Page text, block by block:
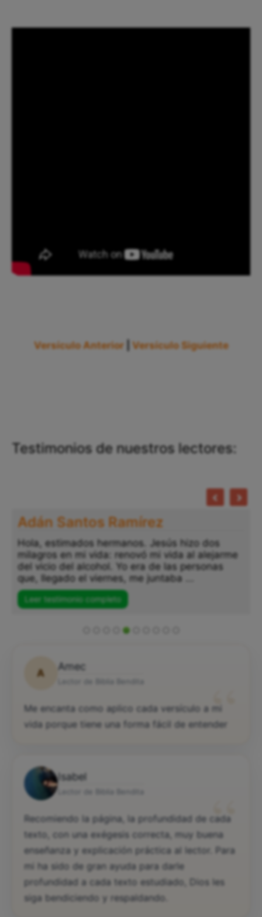
Versículo Anterior Versículo Siguiente
Testimonios de nuestros lectores:
Adán Santos Ramírez
Hola, estimados hermanos. Jesús hizo dos
milagros en mi vida: renovó mi vida al alejarme
del vicio del alcohol. Yo era de las personas
que, llegado el viernes, me juntaba ...
Leer testimonio completo
A
Amec
“
Me encanta como aplico cada versículo a mi
vida porque tiene una forma fácil de entender
Isabel
“
Recomiendo la página, la profundidad de cada
texto, con una exégesis correcta, muy buena
enseñanza y explicación práctica al lector. Para
mi ha sido de gran ayuda para darle
profundidad a cada texto estudiado, Dios les
siga bendiciendo y respaldando.